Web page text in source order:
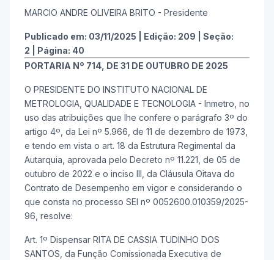
MARCIO ANDRE OLIVEIRA BRITO - Presidente
Publicado em: 03/11/2025 Edição: 209
Seção:
2
Página: 40
PORTARIA Nº 714, DE 31 DE OUTUBRO DE 2025
O PRESIDENTE DO INSTITUTO NACIONAL DE
METROLOGIA, QUALIDADE E TECNOLOGIA - Inmetro, no
uso das atribuições que lhe confere o parágrafo 3º do
artigo 4º, da Lei nº 5.966, de 11 de dezembro de 1973,
e tendo em vista o art. 18 da Estrutura Regimental da
Autarquia, aprovada pelo Decreto nº 11.221, de 05 de
outubro de 2022 e o inciso III, da Cláusula Oitava do
Contrato de Desempenho em vigor e considerando o
que consta no processo SEI nº 0052600.010359/2025-
96, resolve:
Art. 1º Dispensar RITA DE CASSIA TUDINHO DOS
SANTOS, da Função Comissionada Executiva de